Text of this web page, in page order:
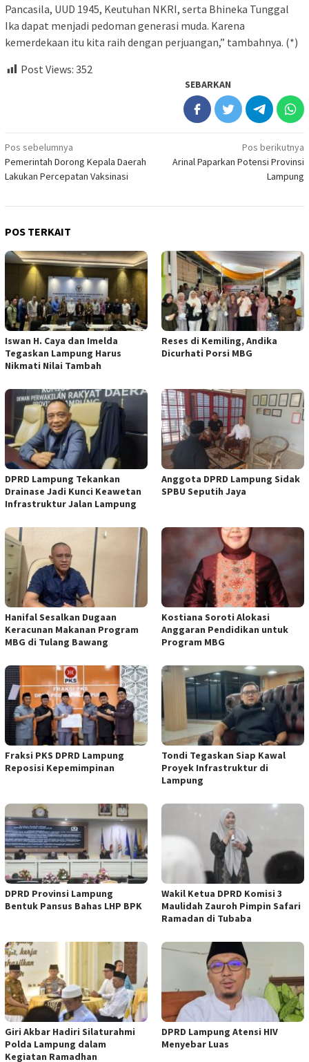
Pancasila, UUD 1945, Keutuhan NKRI, serta Bhineka Tunggal
Ika dapat menjadi pedoman generasi muda. Karena
kemerdekaan itu kita raih dengan perjuangan,” tambahnya. (*)
Post Views: 352
SEBARKAN
Navigasi
pos
Pos sebelumnya
Pemerintah Dorong Kepala Daerah
Lakukan Percepatan Vaksinasi
Pos berikutnya
Arinal Paparkan Potensi Provinsi
Lampung
POS TERKAIT
Iswan H. Caya dan Imelda
Tegaskan Lampung Harus
Nikmati Nilai Tambah
Reses di Kemiling, Andika
Dicurhati Porsi MBG
DPRD Lampung Tekankan
Drainase Jadi Kunci Keawetan
Infrastruktur Jalan Lampung
Anggota DPRD Lampung Sidak
SPBU Seputih Jaya
Hanifal Sesalkan Dugaan
Keracunan Makanan Program
MBG di Tulang Bawang
Kostiana Soroti Alokasi
Anggaran Pendidikan untuk
Program MBG
Fraksi PKS DPRD Lampung
Reposisi Kepemimpinan
Tondi Tegaskan Siap Kawal
Proyek Infrastruktur di
Lampung
DPRD Provinsi Lampung
Bentuk Pansus Bahas LHP BPK
Wakil Ketua DPRD Komisi 3
Maulidah Zauroh Pimpin Safari
Ramadan di Tubaba
Giri Akbar Hadiri Silaturahmi
Polda Lampung dalam
Kegiatan Ramadhan
DPRD Lampung Atensi HIV
Menyebar Luas